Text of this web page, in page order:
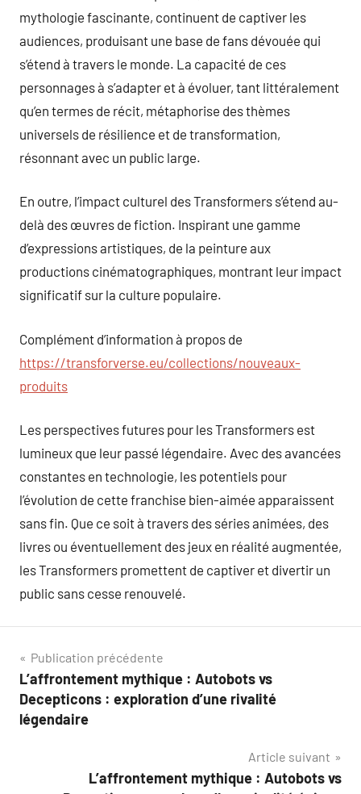
mythologie fascinante, continuent de captiver les
audiences, produisant une base de fans dévouée qui
s’étend à travers le monde. La capacité de ces
personnages à s’adapter et à évoluer, tant littéralement
qu’en termes de récit, métaphorise des thèmes
universels de résilience et de transformation,
résonnant avec un public large.
En outre, l’impact culturel des Transformers s’étend au-
delà des œuvres de fiction. Inspirant une gamme
d’expressions artistiques, de la peinture aux
productions cinématographiques, montrant leur impact
significatif sur la culture populaire.
Complément d’information à propos de
https://transforverse.eu/collections/nouveaux-
produits
Les perspectives futures pour les Transformers est
lumineux que leur passé légendaire. Avec des avancées
constantes en technologie, les potentiels pour
l’évolution de cette franchise bien-aimée apparaissent
sans fin. Que ce soit à travers des séries animées, des
livres ou éventuellement des jeux en réalité augmentée,
les Transformers promettent de captiver et divertir un
public sans cesse renouvelé.
Navigation
de
l’article
Publication précédente
L’affrontement mythique : Autobots vs
Decepticons : exploration d’une rivalité
légendaire
Article suivant
L’affrontement mythique : Autobots vs